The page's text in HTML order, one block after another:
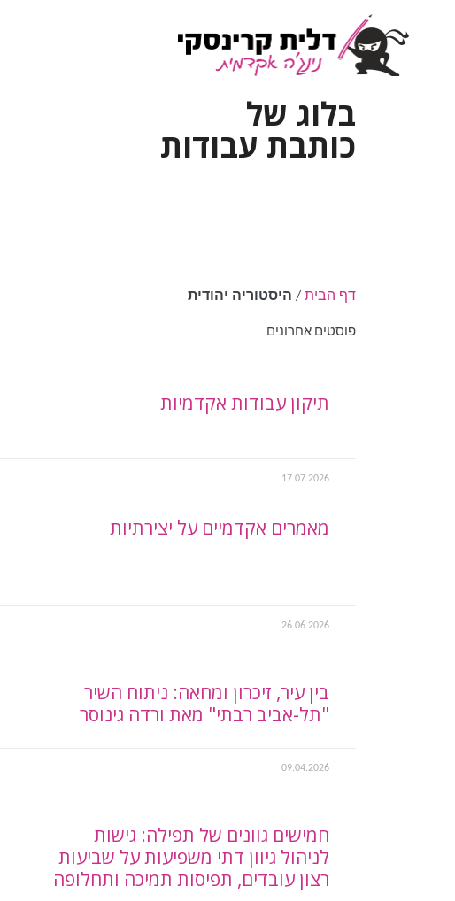
בלוג של
כותבת עבודות
דף הבית / היסטוריה יהודית
פוסטים אחרונים
תיקון עבודות אקדמיות
17.07.2026
מאמרים אקדמיים על יצירתיות
26.06.2026
בין עיר, זיכרון ומחאה: ניתוח השיר
"תל-אביב רבתי" מאת ורדה גינוסר
09.04.2026
חמישים גוונים של תפילה: גישות
לניהול גיוון דתי משפיעות על שביעות
רצון עובדים, תפיסות תמיכה ותחלופה